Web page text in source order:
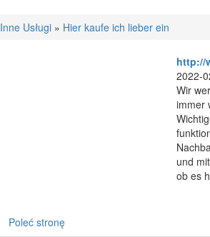
Inne Usługi » Hier kaufe ich lieber ein
http://
2022-
Wir
immer
und
ob es
Poleć stronę